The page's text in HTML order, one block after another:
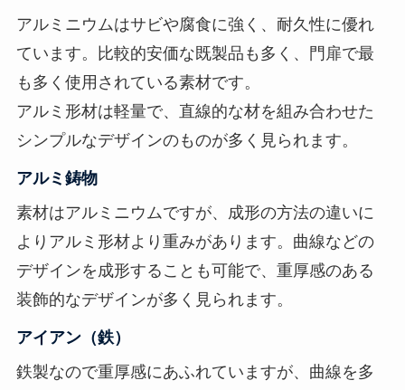
アルミニウムはサビや腐食に強く、耐久性に優れ
ています。比較的安価な既製品も多く、門扉で最
も多く使用されている素材です。
アルミ形材は軽量で、直線的な材を組み合わせた
シンプルなデザインのものが多く見られます。
アルミ鋳物
素材はアルミニウムですが、成形の方法の違いに
よりアルミ形材より重みがあります。曲線などの
デザインを成形することも可能で、重厚感のある
装飾的なデザインが多く見られます。
アイアン（鉄）
鉄製なので重厚感にあふれていますが、曲線を多